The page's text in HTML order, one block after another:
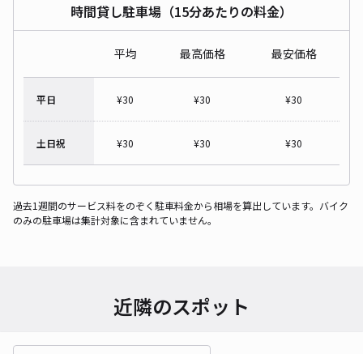
時間貸し駐車場（15分あたりの料金）
平均 最高価格 最安価格
平日 ¥30 ¥30 ¥30
土日祝 ¥30 ¥30 ¥30
過去1週間のサービス料をのぞく駐車料金から相場を算出しています。バイク
のみの駐車場は集計対象に含まれていません。
近隣のスポット